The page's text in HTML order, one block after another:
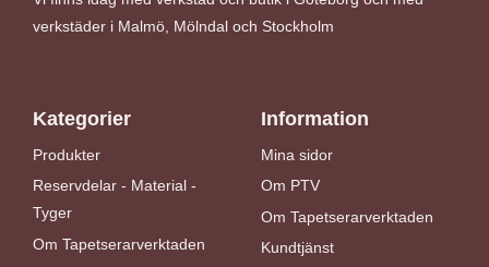
verkstäder i Malmö, Mölndal och Stockholm
Kategorier
Produkter
Reservdelar - Material -
Tyger
Om Tapetserarverktaden
Information
Mina sidor
Om PTV
Om Tapetserarverktaden
Kundtjänst